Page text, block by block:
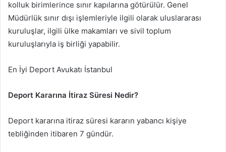
kolluk birimlerince sınır kapılarına götürülür. Genel
Müdürlük sınır dışı işlemleriyle ilgili olarak uluslararası
kuruluşlar, ilgili ülke makamları ve sivil toplum
kuruluşlarıyla iş birliği yapabilir.
En İyi Deport Avukatı İstanbul
Deport Kararına İtiraz Süresi Nedir?
Deport kararına itiraz süresi kararın yabancı kişiye
tebliğinden itibaren 7 gündür.